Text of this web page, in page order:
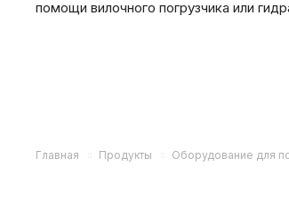
помощи вилочного погрузчика или
Главная Продукты Оборудование для